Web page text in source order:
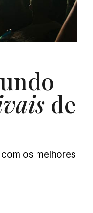
de
os melhores